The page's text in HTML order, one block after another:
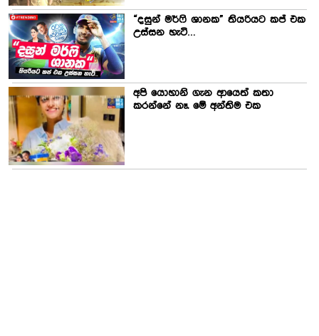
“දසුන් මර්ෆි ශානක” තියරියට කප් එක
උස්සන හැටි…
අපි යොහානි ගැන ආයෙත් කතා
කරන්නේ නෑ. මේ අන්තිම එක